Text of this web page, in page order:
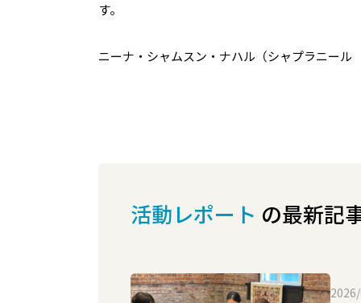
す。
ニーナ・シャムスン・ナハル（シャプラニー
活動レポート の最新記